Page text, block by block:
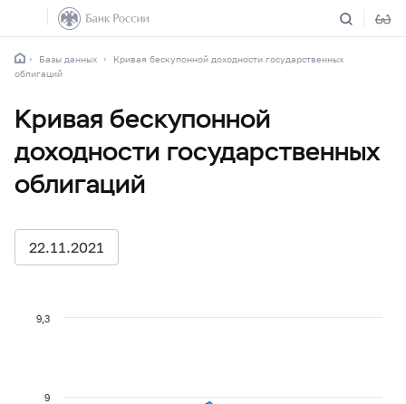
Базы данных
Кривая бескупонной доходности государственных
облигаций
Кривая бескупонной
доходности государственных
облигаций
22.11.2021
9
9,3